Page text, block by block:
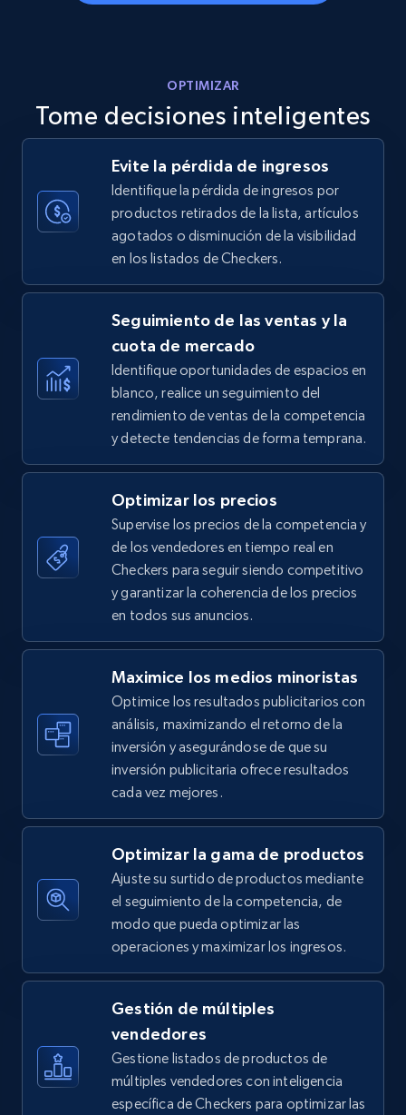
using sku numbers
URL, Final price, Sku, Currency, Gtin,
Specifications, Image urls, Top reviews, and
5.6K+ 875+ Comenzar ahora
TikTok Shop
URL, Title, Available, Description, Currency, Initial
price, Final price, Discount percent, and more.
5.4K+ 667+ Comenzar ahora
TikTok Shop - category
URL, Title, Available, Description, Currency, Initial
price, Final price, Discount percent, and more.
TikTok Shop - Collect TikTok shop products
by keywords search
URL, Title, Available, Description, Currency, Initial
price, Final price, Discount percent, and more.
Comenzar ahora
TikTok Shop - discover records by shop url
URL, Title, Available, Description, Currency, Initial
price, Final price, Discount percent, and more.
667+ Comenzar ahora
OPTIMIZAR
Tome decisiones inteligentes
Evite la pérdida de ingresos
Identifique la pérdida de ingresos por
productos retirados de la lista, artículos
agotados o disminución de la visibilidad
en los listados de Checkers.
Seguimiento de las ventas y la
cuota de mercado
Identifique oportunidades de espacios en
blanco, realice un seguimiento del
rendimiento de ventas de la competencia
y detecte tendencias de forma temprana.
Optimizar los precios
Supervise los precios de la competencia y
de los vendedores en tiempo real en
Checkers para seguir siendo competitivo
y garantizar la coherencia de los precios
en todos sus anuncios.
Maximice los medios minoristas
Optimice los resultados publicitarios con
análisis, maximizando el retorno de la
inversión y asegurándose de que su
inversión publicitaria ofrece resultados
cada vez mejores.
Optimizar la gama de productos
Ajuste su surtido de productos mediante
el seguimiento de la competencia, de
modo que pueda optimizar las
operaciones y maximizar los ingresos.
Gestión de múltiples
vendedores
Gestione listados de productos de
múltiples vendedores con inteligencia
específica de Checkers para optimizar las